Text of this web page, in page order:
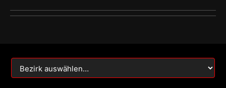
b
o
a
g